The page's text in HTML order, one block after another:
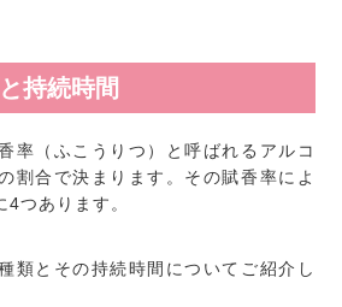
持続時間
率（ふこうりつ）と呼ばれるアルコ
割合で決まります。その賦香率によ
つあります。
類とその持続時間についてご紹介し